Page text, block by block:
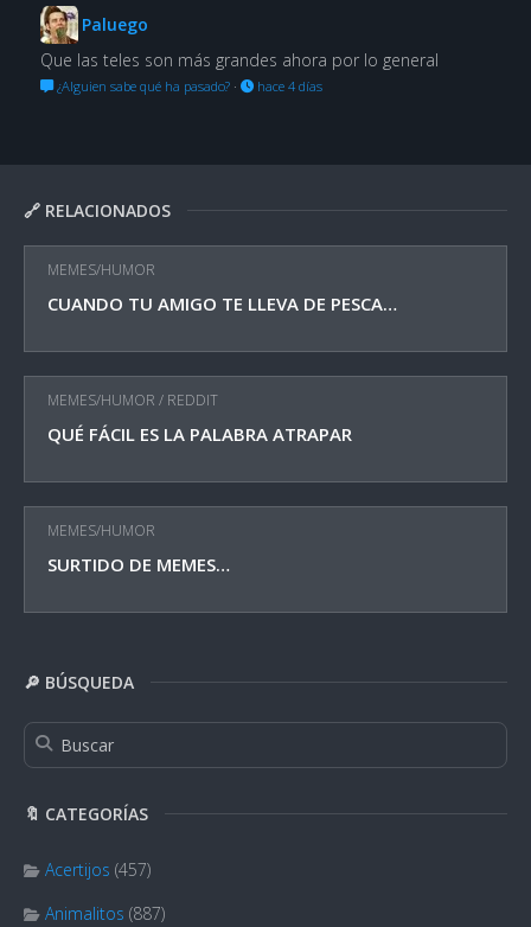
🔗 RELACIONADOS
MEMES/HUMOR
CUANDO TU AMIGO TE LLEVA DE PESCA…
MEMES/HUMOR / REDDIT
QUÉ FÁCIL ES LA PALABRA ATRAPAR
MEMES/HUMOR
SURTIDO DE MEMES…
🔎 BÚSQUEDA
🔖 CATEGORÍAS
Acertijos (457)
Animalitos (887)
Paluego
Que las teles son más grandes ahora por lo general
¿Alguien sabe qué ha pasado?· hace 4 días